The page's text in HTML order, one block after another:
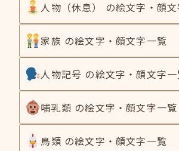
人物（休息） の絵文字・顔
家族 の絵文字・顔文字一覧
人物記号 の絵文字・顔文字
哺乳類 の絵文字・顔文字一覧
鳥類 の絵文字・顔文字一覧